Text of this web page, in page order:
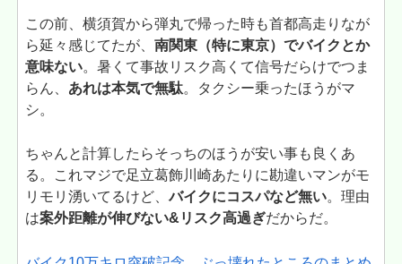
この前、横須賀から弾丸で帰った時も首都高走りなが
ら延々感じてたが、南関東（特に東京）でバイクとか
意味ない。暑くて事故リスク高くて信号だらけでつま
らん、 あれは本気で無駄。タクシー乗ったほうがマ
シ。
ちゃんと計算したらそっちのほうが安い事も良くあ
る。これマジで足立葛飾川崎あたりに勘違いマンがモ
リモリ湧いてるけど、バイクにコスパなど無い。理由
は案外距離が伸びない&リスク高過ぎだからだ。